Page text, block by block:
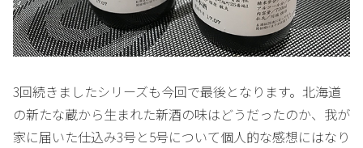
3回続きましたシリーズも今回で最後となります。北海道
の新たな蔵から生まれた新酒の味はどうだったのか、我が
家に届いた仕込み3号と5号について個人的な感想にはなり